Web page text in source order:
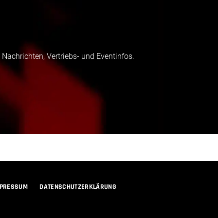
Vertriebs- und Eventinfos.
DATENSCHUTZERKLÄRUNG